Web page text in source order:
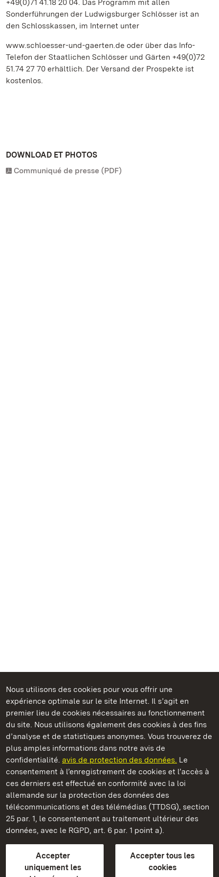
Nous utilisons des cookies pour vous offrir une
expérience optimale sur le site Internet. Il s’agit en
premier lieu de cookies nécessaires au fonctionnement
du site. Nous utilisons également des cookies à des fins
d’analyse et de statistiques anonymes. Vous trouverez de
plus amples informations dans notre avis de
confidentialité. avis de protection des données. Le
consentement à l’enregistrement de cookies et l’accès à
ces derniers est effectué en conformité avec la loi
allemande sur la protection des données des
télécommunications et des télémédias (TTDSG), section
25 par. 1, le consentement au traitement ultérieur des
données, avec le RGPD, art. 6 par. 1 point a).
Accepter
uniquement les
Accepter tous les
cookies
+49(0)71 41.18 20 04. Das Programm mit allen
Sonderführungen der Ludwigsburger Schlösser ist an
den Schlosskassen, im Internet unter
www.schloesser-und-gaerten.de oder über das Info-
Telefon der Staatlichen Schlösser und Gärten +49(0)72
51.74 27 70 erhältlich. Der Versand der Prospekte ist
kostenlos.
DOWNLOAD ET PHOTOS
Communiqué de presse (PDF)
Châteaux et jardins publics du Bade-Wurtemberg
Château résidentiel de Ludwigsburg
Châteaux et jardins publics du Bade-Wurtemberg
Contact et informationsFAQ et réponsesMentions légales
Protection des données
Explications sur l’accessibilité
BITV-konform (geprüfte Seiten)
plus loin